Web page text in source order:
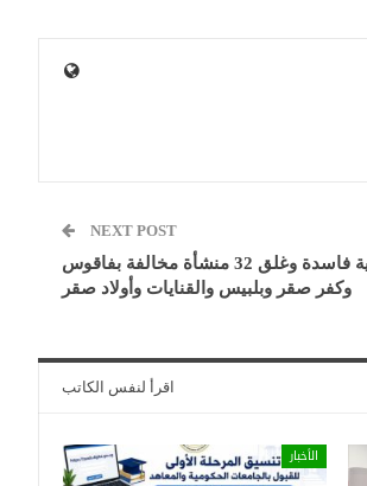
NEXT POST
إعدام أغذية فاسدة وغلق 32 منشأة مخالفة بفاقوس
وكفر صقر وبلبيس والقنايات وأولاد صقر
اقرأ لنفس الكاتب
الأخبار